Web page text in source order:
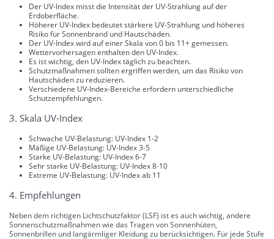
Der UV-Index misst die Intensität der UV-Strahlung auf der
Erdoberfläche.
Höherer UV-Index bedeutet stärkere UV-Strahlung und höheres
Risiko für Sonnenbrand und Hautschäden.
Der UV-Index wird auf einer Skala von 0 bis 11+ gemessen.
Wettervorhersagen enthalten den UV-Index.
Es ist wichtig, den UV-Index täglich zu beachten.
Schutzmaßnahmen sollten ergriffen werden, um das Risiko von
Hautschäden zu reduzieren.
Verschiedene UV-Index-Bereiche erfordern unterschiedliche
Schutzempfehlungen.
3. Skala UV-Index
Schwache UV-Belastung: UV-Index 1-2
Mäßige UV-Belastung: UV-Index 3-5
Starke UV-Belastung: UV-Index 6-7
Sehr starke UV-Belastung: UV-Index 8-10
Extreme UV-Belastung: UV-Index ab 11
4. Empfehlungen
Neben dem richtigen Lichtschutzfaktor (LSF) ist es auch wichtig, andere
Sonnenschutzmaßnahmen wie das Tragen von Sonnenhüten,
Sonnenbrillen und langärmliger Kleidung zu berücksichtigen. Für jede Stufe